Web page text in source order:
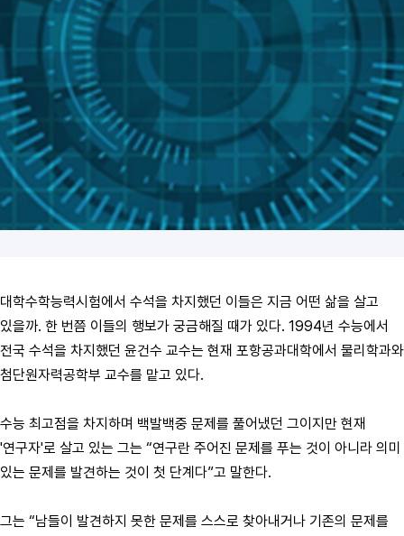
대학수학능력시험에서 수석을 차지했던 이들은 지금 어떤 삶을 살고
있을까. 한 번쯤 이들의 행보가 궁금해질 때가 있다. 1994년 수능에서
전국 수석을 차지했던 윤건수 교수는 현재 포항공과대학에서 물리학과와
첨단원자력공학부 교수를 맡고 있다.
수능 최고점을 차지하며 백발백중 문제를 풀어냈던 그이지만 현재
'연구자'로 살고 있는 그는 “연구란 주어진 문제를 푸는 것이 아니라 의미
있는 문제를 발견하는 것이 첫 단계다”고 말한다.
그는 “남들이 발견하지 못한 문제를 스스로 찾아내거나 기존의 문제를